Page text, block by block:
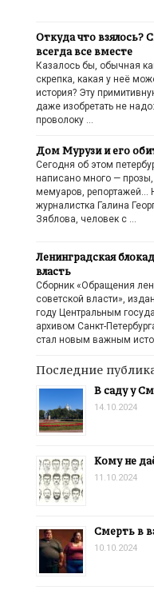
Откуда что взялось?
всегда все вместе
Казалось бы, обычная
скрепка, какая у неё
история? Эту
даже изобретать не
проволоку …
Дом Мурузи и его
Сегодня об этом
написано много — прозы,
мемуаров, репортажей…
журналистка Галина
Зяблова, человек с …
Ленинградская
власть
Сборник «Обращения
советской власти»,
году Центральным
архивом Санкт-
стал новым важным
Последние
В саду у
14.10.2024
Кому не
11.10.2024
Смерть в
10.10.2024